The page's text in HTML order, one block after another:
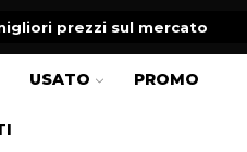
prezzi sul mercato
USATO PROMO